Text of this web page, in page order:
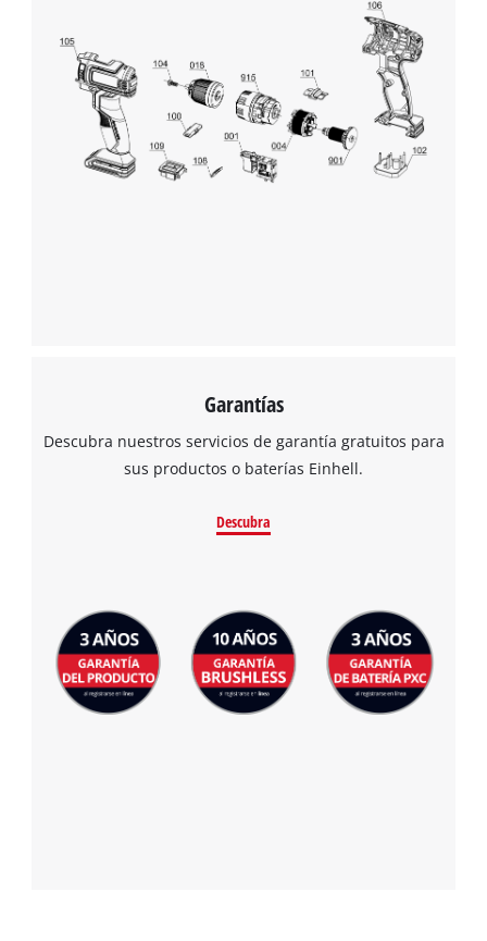
cargar el servicio Google Maps!
This content is not permitted to load due
to trackers that are not disclosed to the
visitor. The website owner needs to setup
the site with their CMP to add this content
to the list of technologies used.
Garantías
Descubra nuestros servicios de garantía gratuitos para
sus productos o baterías Einhell.
Descubra